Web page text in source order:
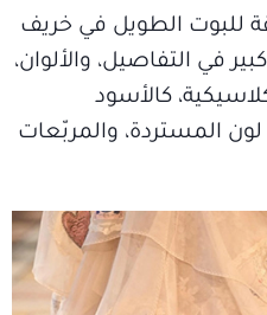
للبوت الطويل في خريف
بتنوّع كبير في التفاصيل، والألوان،
كالأسود
المستردة، والمربّعات